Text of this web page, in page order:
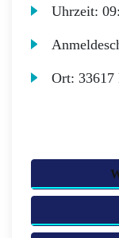
Uhrzeit:
Ort: